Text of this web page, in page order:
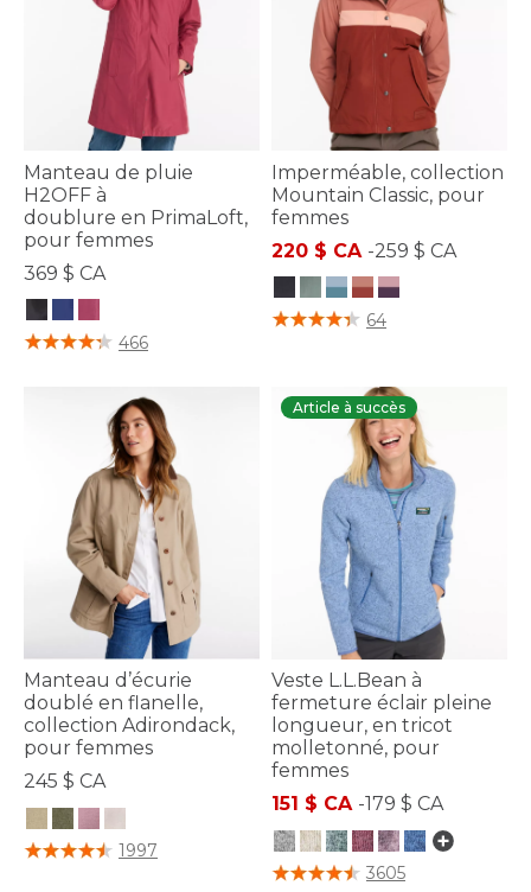
Manteau de pluie
H2OFF à
doublure en PrimaLoft,
pour femmes
369 $ CA
4,3 sur 5 Évaluation des clients
466
Imperméable, collection
Mountain Classic, pour
femmes
220 $ CA -259 $ CA
4,4 sur 5 Évaluation des clients
64
Manteau d’écurie
doublé en flanelle,
collection Adirondack,
pour femmes
245 $ CA
3,5 sur 5 Évaluation des clients
1997
Article à succès
Veste L.L.Bean à
fermeture éclair pleine
longueur, en tricot
molletonné, pour
femmes
151 $ CA -179 $ CA
5 sur 5 Évaluation des clients
3605